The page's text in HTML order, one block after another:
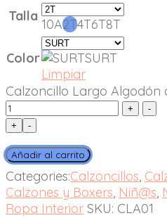
Talla
10A2T4T6T8T
Color
SURT
Limpiar
Calzoncillo Largo Algodón
+ -
Añadir al carrito
Categories:Calzoncillos,
Calzones y Boxers, Niñ@s,
Ropa Interior SKU: CLA01